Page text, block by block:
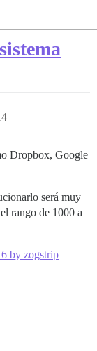
Dropbox, Google
será muy
rango de 1000 a
by zogstrip